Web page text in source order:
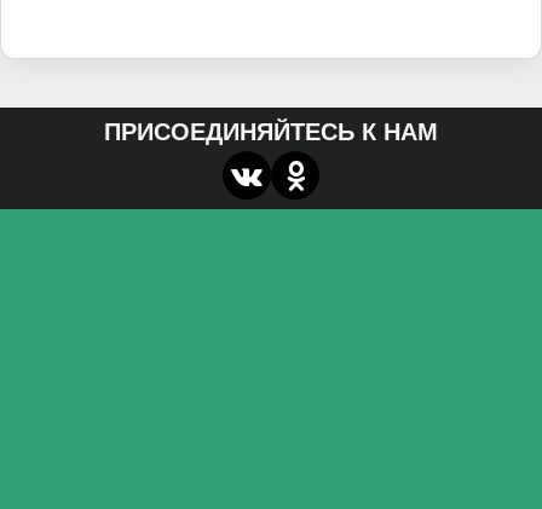
ПРИСОЕДИНЯЙТЕСЬ К НАМ